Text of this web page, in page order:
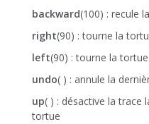
backward(100) : recule
right(90) : tourne la
left(90) : tourne la
undo( ) : annule la
up( ) : désactive la trace
tortue